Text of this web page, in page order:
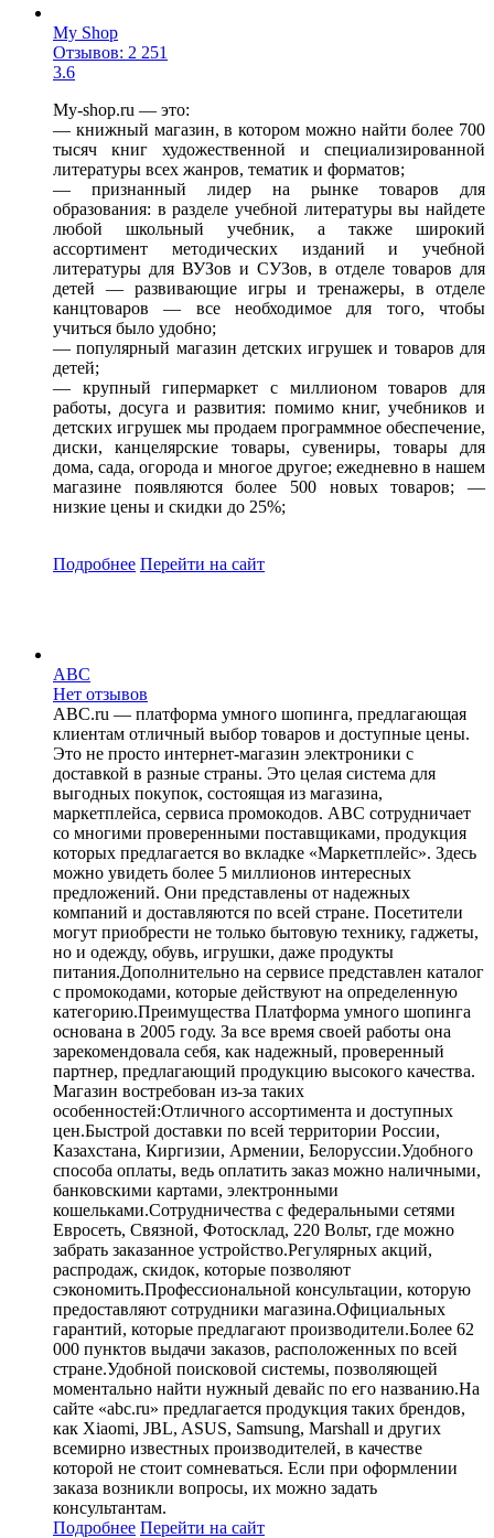
My Shop
Отзывов: 2 251
3.6
My-shop.ru — это:
— книжный магазин, в котором можно найти более 700
тысяч книг художественной и специализированной
литературы всех жанров, тематик и форматов;
— признанный лидер на рынке товаров для
образования: в разделе учебной литературы вы найдете
любой школьный учебник, а также широкий
ассортимент методических изданий и учебной
литературы для ВУЗов и СУЗов, в отделе товаров для
детей — развивающие игры и тренажеры, в отделе
канцтоваров — все необходимое для того, чтобы
учиться было удобно;
— популярный магазин детских игрушек и товаров для
детей;
— крупный гипермаркет с миллионом товаров для
работы, досуга и развития: помимо книг, учебников и
детских игрушек мы продаем программное обеспечение,
диски, канцелярские товары, сувениры, товары для
дома, сада, огорода и многое другое; ежедневно в нашем
магазине появляются более 500 новых товаров; —
низкие цены и скидки до 25%;
Подробнее Перейти на сайт
ABC
Нет отзывов
ABC.ru — платформа умного шопинга, предлагающая
клиентам отличный выбор товаров и доступные цены.
Это не просто интернет-магазин электроники с
доставкой в разные страны. Это целая система для
выгодных покупок, состоящая из магазина,
маркетплейса, сервиса промокодов. ABC сотрудничает
со многими проверенными поставщиками, продукция
которых предлагается во вкладке «Маркетплейс». Здесь
можно увидеть более 5 миллионов интересных
предложений. Они представлены от надежных
компаний и доставляются по всей стране. Посетители
могут приобрести не только бытовую технику, гаджеты,
но и одежду, обувь, игрушки, даже продукты
питания.Дополнительно на сервисе представлен каталог
с промокодами, которые действуют на определенную
категорию.Преимущества Платформа умного шопинга
основана в 2005 году. За все время своей работы она
зарекомендовала себя, как надежный, проверенный
партнер, предлагающий продукцию высокого качества.
Магазин востребован из-за таких
особенностей:Отличного ассортимента и доступных
цен.Быстрой доставки по всей территории России,
Казахстана, Киргизии, Армении, Белоруссии.Удобного
способа оплаты, ведь оплатить заказ можно наличными,
банковскими картами, электронными
кошельками.Сотрудничества с федеральными сетями
Евросеть, Связной, Фотосклад, 220 Вольт, где можно
забрать заказанное устройство.Регулярных акций,
распродаж, скидок, которые позволяют
сэкономить.Профессиональной консультации, которую
предоставляют сотрудники магазина.Официальных
гарантий, которые предлагают производители.Более 62
000 пунктов выдачи заказов, расположенных по всей
стране.Удобной поисковой системы, позволяющей
моментально найти нужный девайс по его названию.На
сайте «abc.ru» предлагается продукция таких брендов,
как Xiaomi, JBL, ASUS, Samsung, Marshall и других
всемирно известных производителей, в качестве
которой не стоит сомневаться. Если при оформлении
заказа возникли вопросы, их можно задать
консультантам.
Подробнее Перейти на сайт